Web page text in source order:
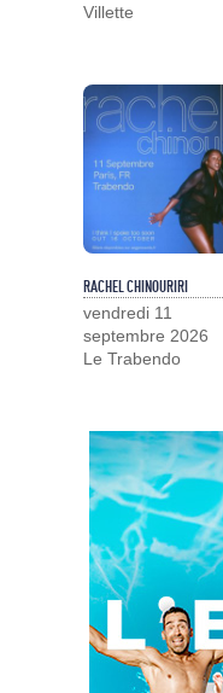
Villette
RACHEL CHINOURIRI
vendredi 11
septembre 2026
Le Trabendo